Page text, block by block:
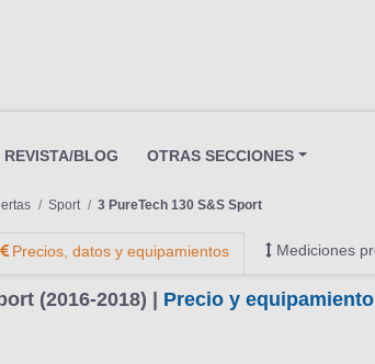
REVISTA/BLOG OTRAS SECCIONES
Sport 3 PureTech 130 S&S Sport
Precios, datos y equipamientos Mediciones
(2016-2018) | Precio y equipamiento